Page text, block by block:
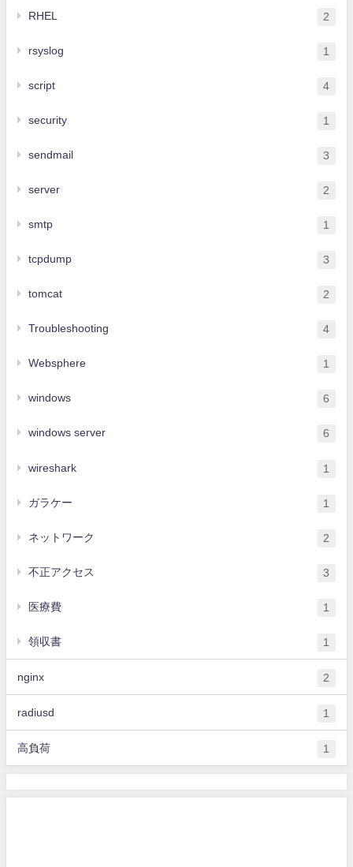
RHEL 2
rsyslog 1
script 4
security 1
sendmail 3
server 2
smtp 1
tcpdump 3
tomcat 2
Troubleshooting 4
Websphere 1
windows 6
windows server 6
wireshark 1
ガラケー 1
ネットワーク 2
不正アクセス 3
医療費 1
領収書 1
nginx 2
radiusd 1
高負荷 1